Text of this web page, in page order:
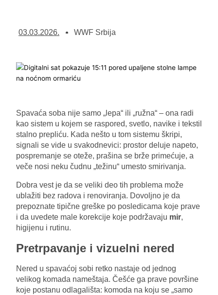
03.03.2026. WWF Srbija
Spavaća soba nije samo „lepa“ ili „ružna“ – ona radi
kao sistem u kojem se raspored, svetlo, navike i tekstil
stalno prepliću. Kada nešto u tom sistemu škripi,
signali se vide u svakodnevici: prostor deluje napeto,
pospremanje se oteže, prašina se brže primećuje, a
veče nosi neku čudnu „težinu“ umesto smirivanja.
Dobra vest je da se veliki deo tih problema može
ublažiti bez radova i renoviranja. Dovoljno je da
prepoznate tipične greške po posledicama koje prave
i da uvedete male korekcije koje podržavaju mir,
higijenu i rutinu.
Pretrpavanje i vizuelni nered
Nered u spavaćoj sobi retko nastaje od jednog
velikog komada nameštaja. Češće ga prave površine
koje postanu odlagališta: komoda na koju se „samo